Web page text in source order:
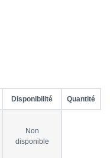
Disponibilité Quantité
Non
disponible